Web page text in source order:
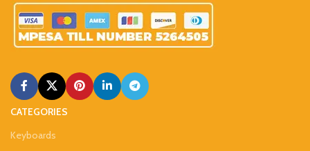
CATEGORIES
Keyboards